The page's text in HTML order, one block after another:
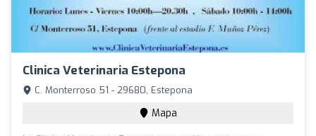
Clinica Veterinaria Estepona
C. Monterroso 51 - 29680, Estepona
Mapa